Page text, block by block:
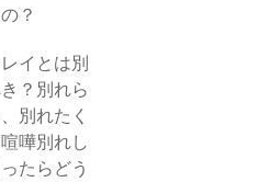
？
イとは別
？別れら
別れたく
嘩別れし
たらどう